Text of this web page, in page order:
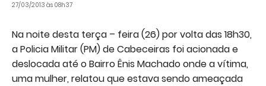
27/03/2013 às 08h37
Na noite desta terça – feira (26) por volta das 18h30,
a Policia Militar (PM) de Cabeceiras foi acionada e
deslocada até o Bairro Ênis Machado onde a vítima,
uma mulher, relatou que estava sendo ameaçada